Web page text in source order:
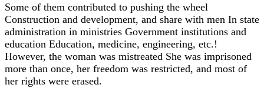
Some of them contributed to pushing the wheel
Construction and development, and share with men In state
administration in ministries Government institutions and
education Education, medicine, engineering, etc.!
However, the woman was mistreated She was imprisoned
more than once, her freedom was restricted, and most of
her rights were erased.